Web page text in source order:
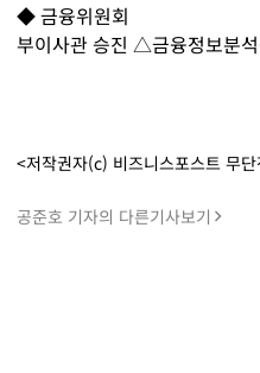
◆ 금융위원회
부이사관 승진 △금융정보분
<저작권자(c) 비즈니스포스트 무
공준호 기자의 다른기사보기